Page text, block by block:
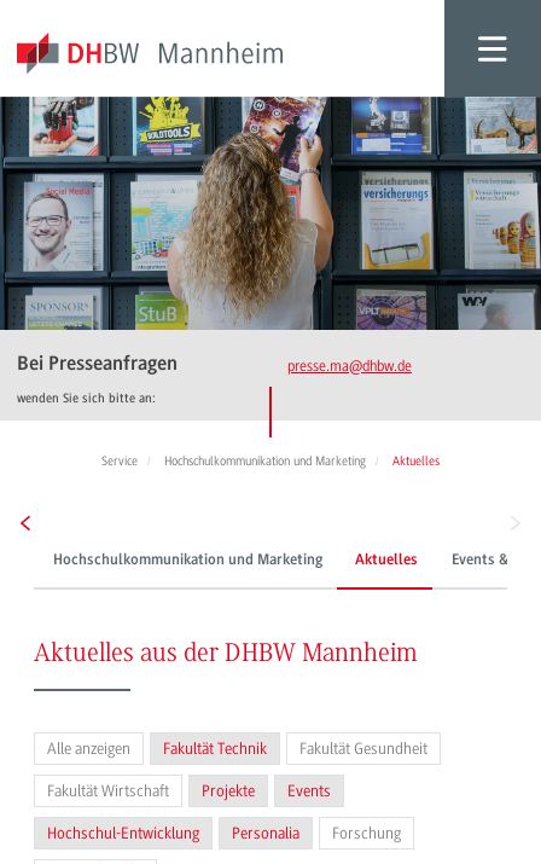
Bei Presseanfragen
wenden Sie sich bitte an:
presse.ma@dhbw.de
Service Hochschulkommunikation und Marketing Aktuelles
Hochschulkommunikation und Marketing Aktuelles Events &
Aktuelles aus der DHBW Mannheim
Alle anzeigen Fakultät Technik Fakultät Gesundheit
Fakultät Wirtschaft Projekte Events
Hochschul-Entwicklung Personalia Forschung